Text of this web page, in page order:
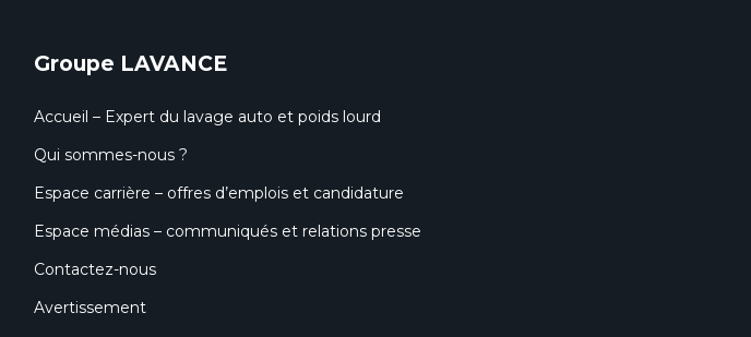
Groupe LAVANCE
Accueil – Expert du lavage auto et poids lourd
Qui sommes-nous ?
Espace carrière – offres d’emplois et candidature
Espace médias – communiqués et relations presse
Contactez-nous
Avertissement